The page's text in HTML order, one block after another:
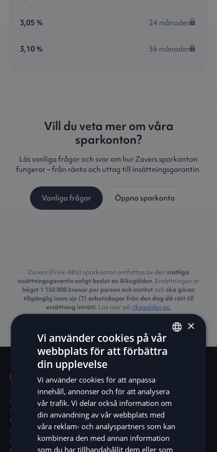
3,05 % 24 månader
3,10 % 36 månader
Vill du veta mer om våra
sparkonton?
Läs vanliga frågor och svar om hur Zavers sparkonton
fungerar – från ränta och uttag till insättningsgarantin.
Vanliga frågor Öppna sparkonto
Zavers (Frink AB's) sparkonton omfattas av den statliga
insättningsgarantin enligt beslut av Riksgälden. Ersättningen är
högst 1 150 000 kronor per person och institut och ska göras
tillgänglig inom sju (7) arbetsdagar från den dag då rätt till
ersättning inträtt. Läs mer på riksgalden.se.
Zaver är mer än ett fintechbolag.Vi är en rörelse
som utmanar det förutsägbara – byggd på idén att
framtidens finansiella ekosystem ska vara sömlöst,
mänskligt och gränslöst. Med tillstånd att bedriva
verksamhet enligt lagen om bank- och
ENGLISH
NO
×
Vi använder cookies på vår
webbplats för att förbättra
din upplevelse
Vi använder cookies för att anpassa
innehåll, annonser och för att analysera
vår trafik. Vi delar också information om
din användning av vår webbplats med
våra reklam- och analyspartners som kan
kombinera den med annan information
som du har tillhandahållit dem eller som